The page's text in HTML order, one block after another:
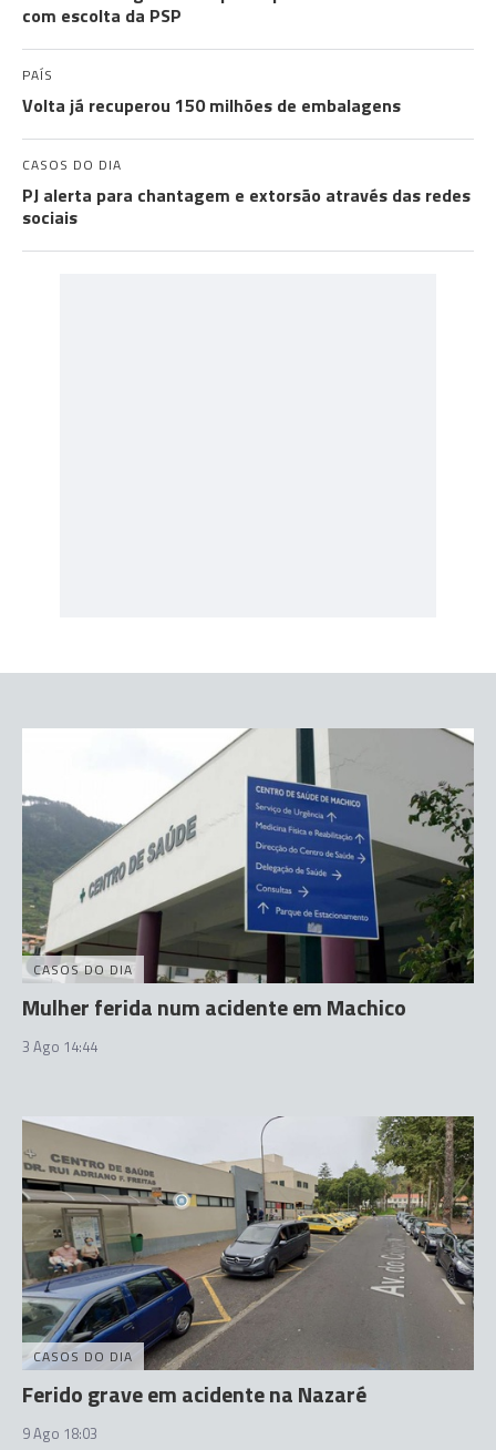
com escolta da PSP
PAÍS
Volta já recuperou 150 milhões de embalagens
CASOS DO DIA
PJ alerta para chantagem e extorsão através das redes
sociais
CASOS DO DIA
Mulher ferida num acidente em Machico
3 Ago 14:44
CASOS DO DIA
Ferido grave em acidente na Nazaré
9 Ago 18:03